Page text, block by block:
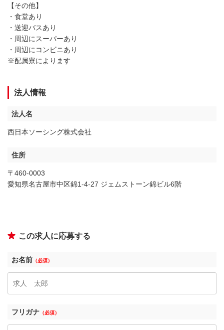
【その他】
・食堂あり
・送迎バスあり
・周辺にスーパーあり
・周辺にコンビニあり
※配属寮によります
法人情報
法人名
西日本ソーシング株式会社
住所
〒460-0003
愛知県名古屋市中区錦1-4-27 ジェムストーン錦ビル6階
この求人に応募する
お名前 （必須）
フリガナ （必須）